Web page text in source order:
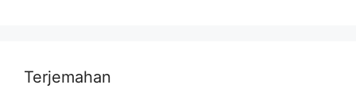
Terjemahan